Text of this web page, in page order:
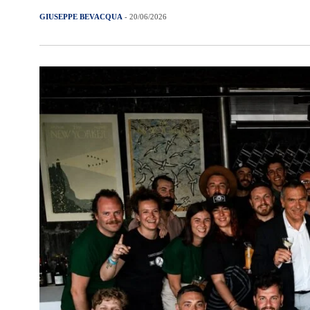
GIUSEPPE BEVACQUA - 20/06/2026